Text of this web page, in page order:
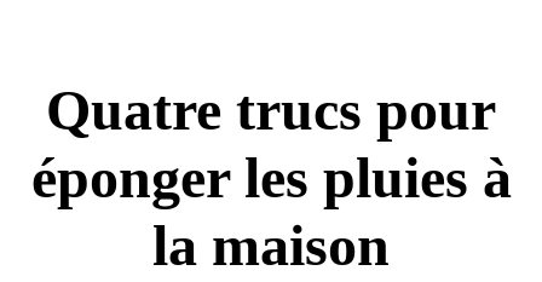
Quatre trucs pour
éponger les pluies à
la maison